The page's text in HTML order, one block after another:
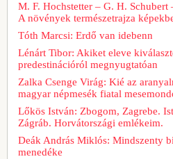
M. F. Hochstetter – G. H. Schubert
A növények természetrajza
Tóth Marcsi: Erdő van idebenn
Lénárt Tibor: Akiket eleve
predestinációról megnyugtatóan
Zalka Csenge Virág: Kié az
magyar népmesék fiatal
Lőkös István: Zbogom, Zagrebe.
Zágráb. Horvátországi emlékeim.
Deák András Miklós: Mindszenty
menedéke